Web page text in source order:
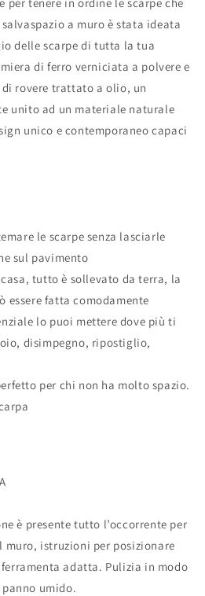
a muro è stata ideata
delle scarpe di tutta la tua
di ferro verniciata a polvere e
rovere trattato a olio, un
unito ad un materiale naturale
unico e contemporaneo capaci
le scarpe senza lasciarle
sul pavimento
tutto è sollevato da terra, la
essere fatta comodamente
lo puoi mettere dove più ti
disimpegno, ripostiglio,
per chi non ha molto spazio.
è presente tutto l’occorrente per
muro, istruzioni per posizionare
adatta. Pulizia in modo
umido.